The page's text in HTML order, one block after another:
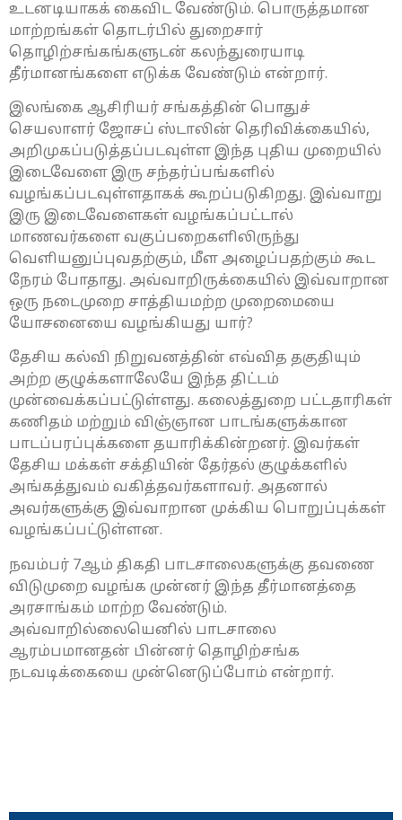
உடனடியாகக் கைவிட வேண்டும். பொருத்தமான
மாற்றங்கள் தொடர்பில் துறைசார்
தொழிற்சங்கங்களுடன் கலந்துரையாடி
தீர்மானங்களை எடுக்க வேண்டும் என்றார்.
இலங்கை ஆசிரியர் சங்கத்தின் பொதுச்
செயலாளர் ஜோசப் ஸ்டாலின் தெரிவிக்கையில்,
அறிமுகப்படுத்தப்படவுள்ள இந்த புதிய முறையில்
இடைவேளை இரு சந்தர்ப்பங்களில்
வழங்கப்படவுள்ளதாகக் கூறப்படுகிறது. இவ்வாறு
இரு இடைவேளைகள் வழங்கப்பட்டால்
மாணவர்களை வகுப்பறைகளிலிருந்து
வெளியனுப்புவதற்கும், மீள அழைப்பதற்கும் கூட
நேரம் போதாது. அவ்வாறிருக்கையில் இவ்வாறான
ஒரு நடைமுறை சாத்தியமற்ற முறைமையை
யோசனையை வழங்கியது யார்?
தேசிய கல்வி நிறுவனத்தின் எவ்வித தகுதியும்
அற்ற குழுக்களாலேயே இந்த திட்டம்
முன்வைக்கப்பட்டுள்ளது. கலைத்துறை பட்டதாரிகள்
கணிதம் மற்றும் விஞ்ஞான பாடங்களுக்கான
பாடப்பரப்புக்களை தயாரிக்கின்றனர். இவர்கள்
தேசிய மக்கள் சக்தியின் தேர்தல் குழுக்களில்
அங்கத்துவம் வகித்தவர்களாவர். அதனால்
அவர்களுக்கு இவ்வாறான முக்கிய பொறுப்புக்கள்
வழங்கப்பட்டுள்ளன.
நவம்பர் 7ஆம் திகதி பாடசாலைகளுக்கு தவணை
விடுமுறை வழங்க முன்னர் இந்த தீர்மானத்தை
அரசாங்கம் மாற்ற வேண்டும்.
அவ்வாறில்லையெனில் பாடசாலை
ஆரம்பமானதன் பின்னர் தொழிற்சங்க
நடவடிக்கையை முன்னெடுப்போம் என்றார்.